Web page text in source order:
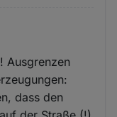
Ausgrenzen
dass den